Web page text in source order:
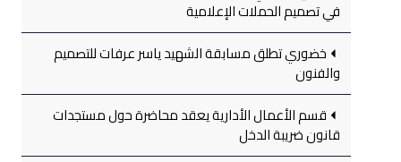
في تصميم الحملات الإعلامية
خضوري تطلق مسابقة الشهيد ياسر عرفات للتصميم
والفنون
قسم الأعمال الأدارية يعقد محاضرة حول مستجدات
قانون ضريبة الدخل